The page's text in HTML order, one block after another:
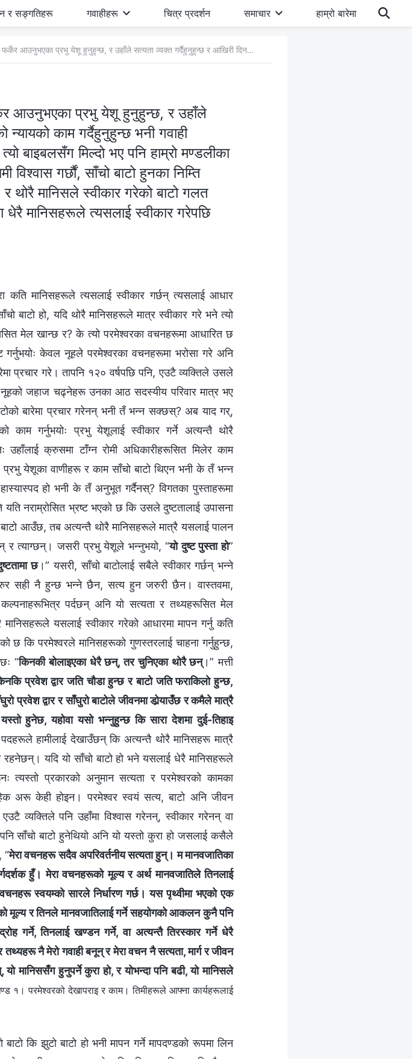
र सङ्गतिहरू गवाहीहरू चित्र प्रदर्शन समाचार हाम्रो बारेमा
२. तपाईं सर्वशक्तिमान् परमेश्‍वर नै फर्केर आउनुभएका प्रभु येशू हुनुहुन्छ, र उहाँले सत्यता व्यक्त गर्दैहुनुहुन्छ र आखिरी दिनहरूको न्यायको काम गर्दैहुनुहुन्छ भनी गवाही दिनुहुन्छ। तपाईंले जे कुराको गवाही दिनुहुन्छ त्यो बाइबलसँग मिल्दो भए पनि हाम्रो मण्डलीका धेरै मानिसहरूले यसलाई स्वीकार गर्दैनन्। हामी विश्‍वास गर्छौं, साँचो बाटो हुनका निम्ति त्यसलाई धेरै मानिसले स्वीकार गरेको हुनुपर्छ, र थोरै मानिसले स्वीकार गरेको बाटो गलत हुन्छ। हामी प्रतीक्षा गर्नेछौं र हाम्रो मण्डलीका धेरै मानिसहरूले त्यसलाई स्वीकार गरेपछि मात्र हामी यसमा विश्‍वास गर्नेछौं।
आउनुभएका प्रभु येशू हुनुहुन्छ, र उहाँले
काम गर्दैहुनुहुन्छ भनी गवाही
बाइबलसँग मिल्दो भए पनि हाम्रो मण्डलीका
गर्छौं, साँचो बाटो हुनका निम्ति
थोरै मानिसले स्वीकार गरेको बाटो गलत
धेरै मानिसहरूले त्यसलाई स्वीकार गरेपछि
कति मानिसहरूले त्यसलाई स्वीकार गर्छन् त्यसलाई आधार
बाटो हो, यदि थोरै मानिसहरूले मात्र स्वीकार गरे भने त्यो
मेल खान्छ र? के त्यो परमेश्‍वरका वचनहरूमा आधारित छ
केवल नूहले परमेश्‍वरका वचनहरूमा भरोसा गरे अनि
प्रचार गरे। तापनि १२० वर्षपछि पनि, एउटै व्यक्तिले उसले
नूहको जहाज चढ्नेहरू उनका आठ सदस्यीय परिवार मात्र भए
बारेमा प्रचार गरेनन् भनी तँ भन्न सक्छस्? अब याद गर्,
गर्नुभयोः प्रभु येशूलाई स्वीकार गर्ने अत्यन्तै थोरै
क्रुसमा टाँग्न रोमी अधिकारीहरूसित मिलेर काम
येशूका वाणीहरू र काम साँचो बाटो थिएन भनी के तँ भन्न
हो भनी के तँ अनुभूत गर्दैनस्? विगतका पुस्ताहरूमा
नराम्रोसित भ्रष्ट भएको छ कि उसले दुष्टतालाई उपासना
बाटो आउँछ, तब अत्यन्तै थोरै मानिसहरूले मात्रै यसलाई पालन
र त्याग्छन्। जसरी प्रभु येशूले भन्नुभयो, “यो दुष्ट पुस्ता हो”
छ।” यसरी, साँचो बाटोलाई सबैले स्वीकार गर्छन् भन्ने
सही नै हुन्छ भन्ने छैन, सत्य हुन जरुरी छैन। वास्तवमा,
पर्दछन् अनि यो सत्यता र तथ्यहरूसित मेल
यसलाई स्वीकार गरेको आधारमा मापन गर्नु कति
छ कि परमेश्‍वरले मानिसहरूको गुणस्तरलाई चाहना गर्नुहुन्छ,
“किनकी बोलाइएका धेरै छन्, तर चुनिएका थोरै छन्।” मत्ती
प्रवेश द्वार जति चौडा हुन्छ र बाटो जति फराकिलो हुन्छ,
प्रवेश द्वार र साँघुरो बाटोले जीवनमा डोर्‍याउँछ र कमैले मात्रै
हुनेछ, यहोवा यसो भन्‍नुहुन्छ कि सारा देशमा दुई-तिहाइ
हामीलाई देखाउँछन् कि अत्यन्तै थोरै मानिसहरू मात्रै
रहनेछन्। यदि यो साँचो बाटो हो भने यसलाई धेरै मानिसहरूले
त्यस्तो प्रकारको अनुमान सत्यता र परमेश्‍वरको कामका
अरू केही होइन। परमेश्‍वर स्वयं सत्य, बाटो अनि जीवन
व्यक्तिले पनि उहाँमा विश्वास गरेनन्, स्वीकार गरेनन् वा
साँचो बाटो हुनेथियो अनि यो यस्तो कुरा हो जसलाई कसैले
“मेरा वचनहरू सदैव अपरिवर्तनीय सत्यता हुन्। म मानवजातिका
हुँ। मेरा वचनहरूको मूल्य र अर्थ मानवजातिले तिनलाई
स्वयम्को सारले निर्धारण गर्छ। यस पृथ्वीमा भएको एक
मूल्य र तिनले मानवजातिलाई गर्ने सहयोगको आकलन कुनै पनि
गर्ने, तिनलाई खण्डन गर्ने, वा अत्यन्तै तिरस्कार गर्ने धेरै
तथ्यहरू नै मेरो गवाही बनून् र मेरा वचन नै सत्यता, मार्ग र जीवन
हुनुपर्ने कुरा हो, र योभन्दा पनि बढी, यो मानिसले
१। परमेश्‍वरको देखापराइ र काम। तिमीहरूले आफ्ना कार्यहरूलाई
कि झुटो बाटो हो भनी मापन गर्ने मापदण्डको रूपमा लिन